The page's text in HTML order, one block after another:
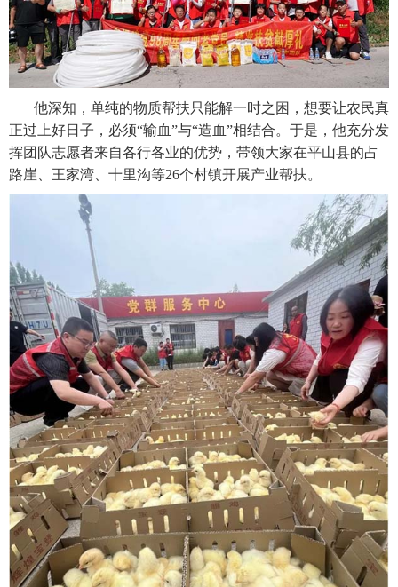
他深知，单纯的物质帮扶只能解一时之困，想要让农民真
正过上好日子，必须“输血”与“造血”相结合。于是，他充分发
挥团队志愿者来自各行各业的优势，带领大家在平山县的占
路崖、王家湾、十里沟等26个村镇开展产业帮扶。